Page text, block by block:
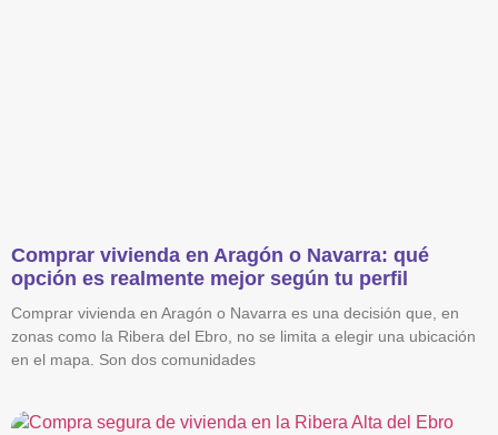
Comprar vivienda en Aragón o Navarra: qué
opción es realmente mejor según tu perfil
Comprar vivienda en Aragón o Navarra es una decisión que, en
zonas como la Ribera del Ebro, no se limita a elegir una ubicación
en el mapa. Son dos comunidades